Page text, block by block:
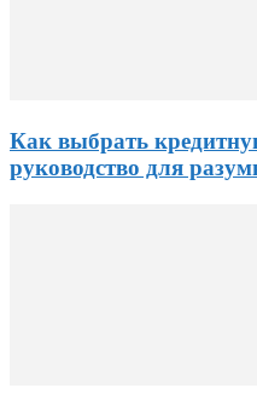
Как выбрать
руководство для